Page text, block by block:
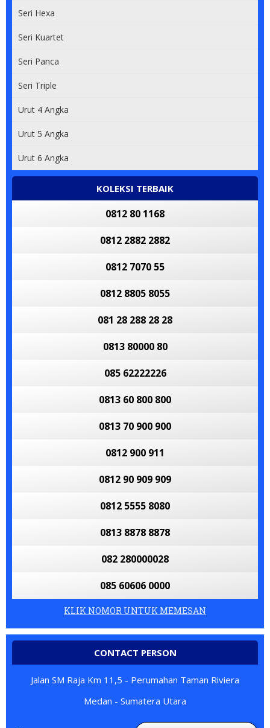
Seri Hexa
Seri Kuartet
Seri Panca
Seri Triple
Urut 4 Angka
Urut 5 Angka
Urut 6 Angka
KOLEKSI TERBAIK
0812 80 1168
0812 2882 2882
0812 7070 55
0812 8805 8055
081 28 288 28 28
0813 80000 80
085 62222226
0813 60 800 800
0813 70 900 900
0812 900 911
0812 90 909 909
0812 5555 8080
0813 8878 8878
082 280000028
085 60606 0000
KLIK NOMOR UNTUK MEMESAN
CONTACT PERSON
Jalan SM Raja Km 11,5 - Perumahan Taman Riviera
Medan - Sumatera Utara